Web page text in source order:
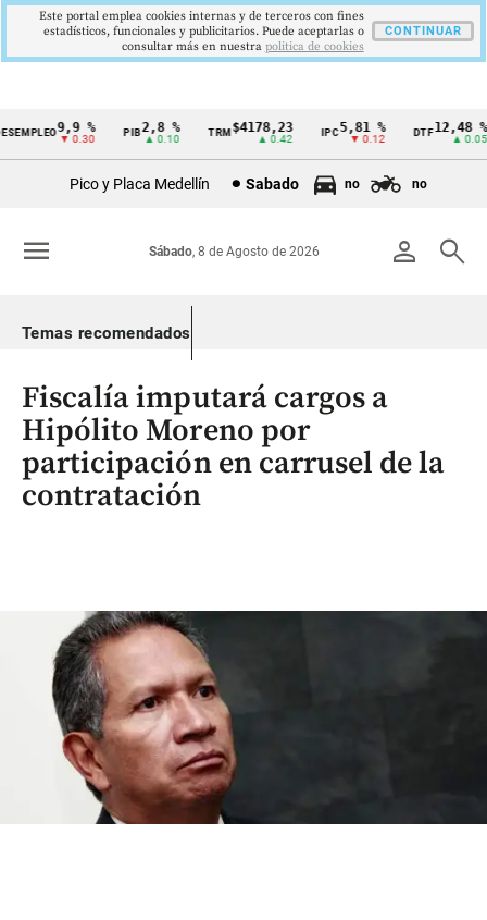
Cintillo
Colombia
9,9 %
▼ 0.30
PIB2,8 %
▲ 0.10
TRM$4178,23
▲ 0.42
5,81 %
▼ 0.12
DTF12,48 %
▲ 0.05
Pico y Placa Medellín Sabado no no
person search
Sábado, 8 de Agosto de 2026
menu
Temas recomendados
Fiscalía imputará cargos a
Hipólito Moreno por
participación en carrusel de la
contratación
Este portal emplea cookies internas y de terceros con fines
estadísticos, funcionales y publicitarios. Puede aceptarlas o
consultar más en nuestra politica de cookies
CONTINUAR